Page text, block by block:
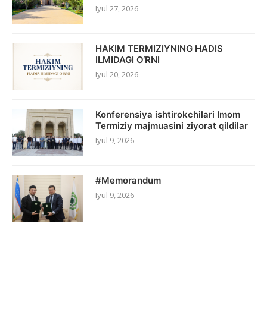
Iyul 27, 2026
HAKIM TERMIZIYNING HADIS
ILMIDAGI O‘RNI
Iyul 20, 2026
Konferensiya ishtirokchilari Imom
Termiziy majmuasini ziyorat qildilar
Iyul 9, 2026
#Memorandum
Iyul 9, 2026